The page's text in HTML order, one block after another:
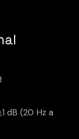
dB (20 Hz a